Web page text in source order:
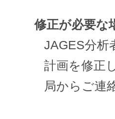
修正が必要な
JAGES分析
計画を修正
局からご連